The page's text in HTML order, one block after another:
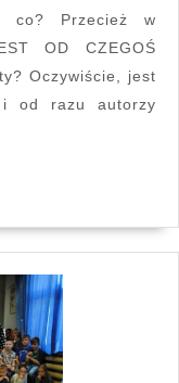
OD CZEGOŚ
Oczywiście, jest
i od razu autorzy